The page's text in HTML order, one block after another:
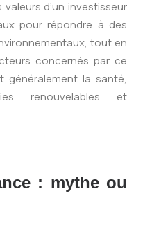
d’un investisseur
pour répondre à des
tout en
concernés par ce
généralement la santé,
renouvelables et
: mythe ou